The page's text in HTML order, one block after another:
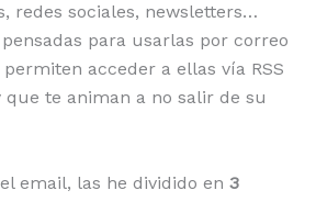
redes sociales, newsletters…
para usarlas por correo
acceder a ellas vía RSS
te animan a no salir de su
email, las he dividido en 3